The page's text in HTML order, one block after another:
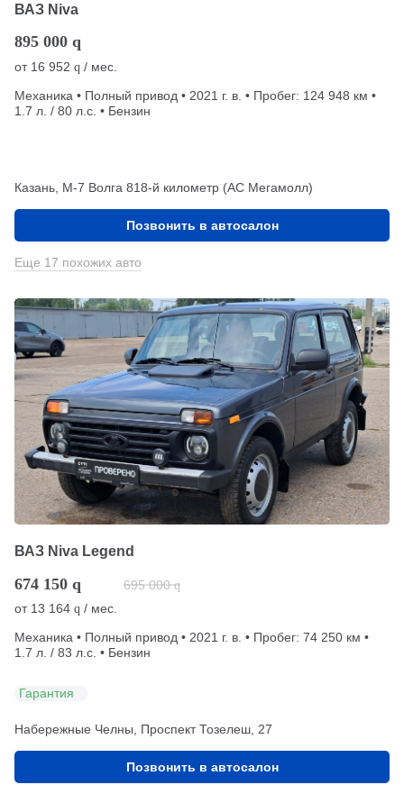
ВАЗ Niva
895 000 q
от 16 952 q / мес.
Механика • Полный привод • 2021 г. в. • Пробег: 124 948 км •
1.7 л. / 80 л.с. • Бензин
Казань, М-7 Волга 818-й километр (АС Мегамолл)
Позвонить в автосалон
Еще 17 похожих авто
ВАЗ Niva Legend
674 150 q 695 000 q
от 13 164 q / мес.
Механика • Полный привод • 2021 г. в. • Пробег: 74 250 км •
1.7 л. / 83 л.с. • Бензин
Гарантия
Набережные Челны, Проспект Тозелеш, 27
Позвонить в автосалон